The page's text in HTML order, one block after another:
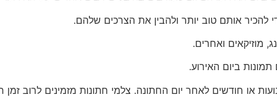
להכיר אותם טוב יותר ולהבין את הצרכים שלהם.
מוזיקאים ואחרים.
ביום האירוע.
או חודשים לאחר יום החתונה. צלמי חתונות מזמינים לרוב זמן